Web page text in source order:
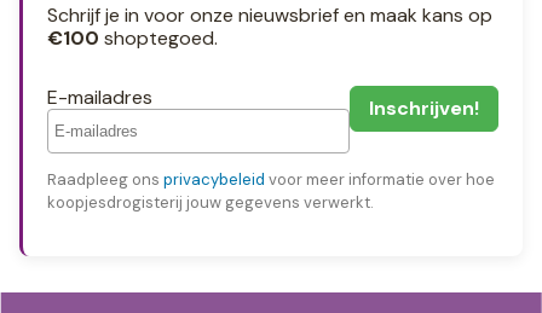
Schrijf je in voor onze nieuwsbrief en maak kans op
€100 shoptegoed.
E-mailadres
Raadpleeg ons privacybeleid voor meer informatie over hoe
koopjesdrogisterij jouw gegevens verwerkt.